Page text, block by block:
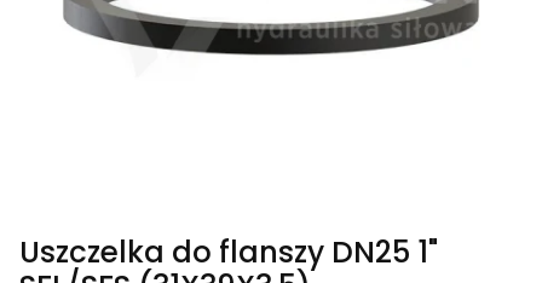
Uszczelka do flanszy DN25 1"